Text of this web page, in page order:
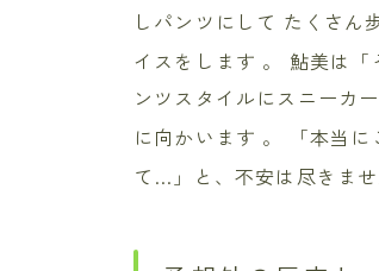
しパンツにして たくさん
イスをします 。 鮎美は「
ンツスタイルにスニーカ
に向かいます 。 「本当に
て…」と、不安は尽きませ